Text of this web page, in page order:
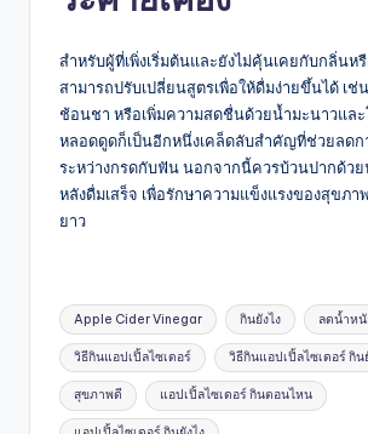
สำหรับผู้ที่เพิ่งเริ่มต้นและยังไม่คุ้นเคยกับกลิ่นห
สามารถปรับเปลี่ยนสูตรเพื่อให้ดื่มง่ายขึ้นได้ เช่
ช้อนชา หรือเพิ่มความสดชื่นด้วยน้ำมะนาวและ
หลอดดูดก็เป็นอีกหนึ่งเคล็ดลับสำคัญที่ช่วยลดก
ระหว่างกรดกับฟัน นอกจากนี้ควรบ้วนปากด้ว
หลังดื่มเสร็จ เพื่อรักษาความแข็งแรงของสุขภา
ยาว
Tags:
Apple Cider Vinegar กินยังไง ลดน้ำห
วิธีกินแอปเปิ้ลไซเดอร์ วิธีกินแอปเปิ้ลไซเดอร์ กิน
สุขภาพดี แอปเปิ้ลไซเดอร์ กินตอนไหน